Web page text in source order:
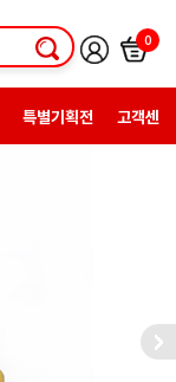
0
특별기획전 고객센터